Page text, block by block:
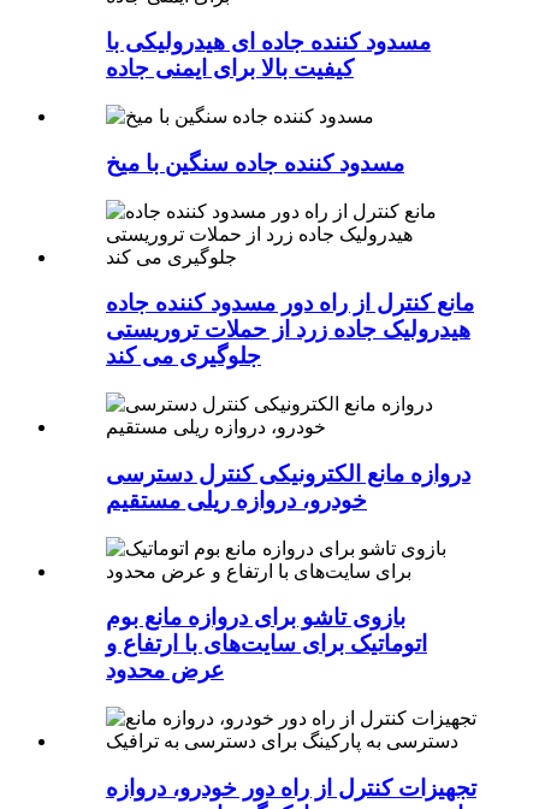
مسدود کننده جاده ای هیدرولیکی با
کیفیت بالا برای ایمنی جاده
مسدود کننده جاده سنگین با میخ
مانع کنترل از راه دور مسدود کننده جاده
هیدرولیک جاده زرد از حملات تروریستی
جلوگیری می کند
دروازه مانع الکترونیکی کنترل دسترسی
خودرو، دروازه ریلی مستقیم
بازوی تاشو برای دروازه مانع بوم
اتوماتیک برای سایت‌های با ارتفاع و
عرض محدود
تجهیزات کنترل از راه دور خودرو، دروازه